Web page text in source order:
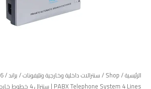
الرئيسية/
Shop
/سنترالات داخلية وخارجية وتليفونات/براند/